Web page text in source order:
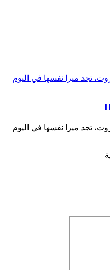
تجد ميرا نفسها في اليوم
تجد ميرا نفسها في اليوم